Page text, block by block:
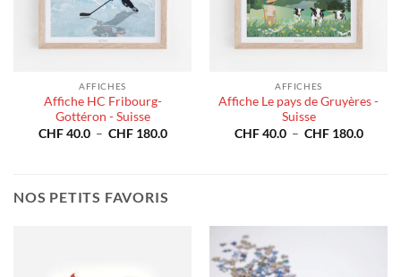
AFFICHES
Affiche HC Fribourg-
Gottéron - Suisse
CHF40.0 – CHF180.0Plage
CHF 180.0
AFFICHES
Affiche Le pays de Gruyères -
Suisse
CHF40.0 – CHF180.0Plage
NOS PETITS FAVORIS